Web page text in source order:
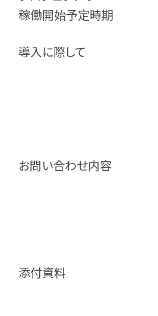
稼働開始予定時期
導入に際して
お問い合わせ内容
添付資料